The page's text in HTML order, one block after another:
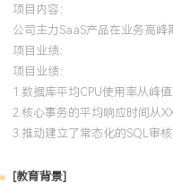
项目内容：
公司主力SaaS产品在业务高
项目业绩：
项目业绩：
1.数据库平均CPU使用率从峰
2.核心事务的平均响应时间从
3.推动建立了常态化的SQL审
[教育背景]